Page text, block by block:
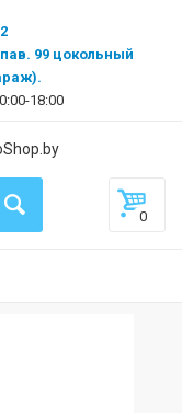
99 цокольный
18:00
0